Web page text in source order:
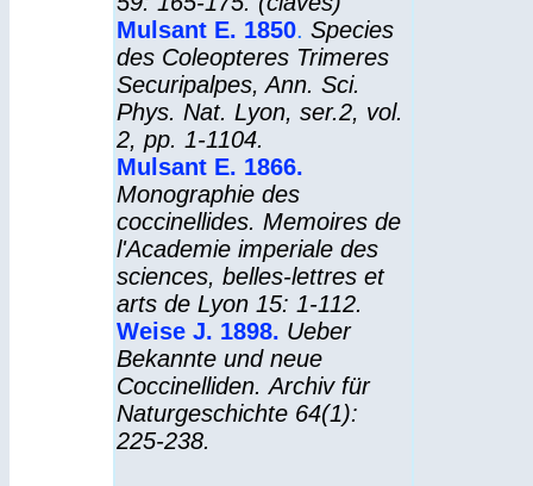
Mulsant E. 1850. Species
des Coleopteres Trimeres
Securipalpes, Ann. Sci.
Phys. Nat. Lyon, ser.2, vol.
2, pp. 1-1104.
Mulsant E. 1866.
Monographie des
coccinellides. Memoires de
l'Academie imperiale des
sciences, belles-lettres et
arts de Lyon 15: 1-112.
Weise J. 1898. Ueber
Bekannte und neue
Coccinelliden. Archiv für
Naturgeschichte 64(1):
225-238.